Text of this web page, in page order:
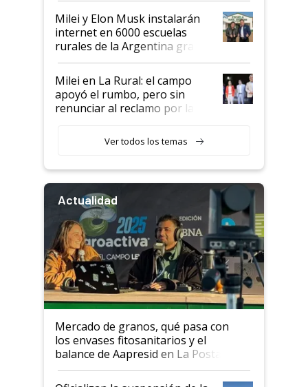
Milei y Elon Musk instalarán
internet en 6000 escuelas
rurales de la Argentina gracias
a un acuerdo con Starlink
Milei en La Rural: el campo
apoyó el rumbo, pero sin
renunciar al reclamo por las
Ver todos los temas
Actualidad
Mercado de granos, qué pasa con
los envases fitosanitarios y el
balance de Aapresid en La Posta